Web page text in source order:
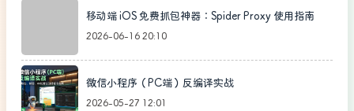
移动端 iOS 免费抓包神器：Spider Proxy 使用指南
2026-06-16 20:10
微信小程序（PC端）反编译实战
2026-05-27 12:01